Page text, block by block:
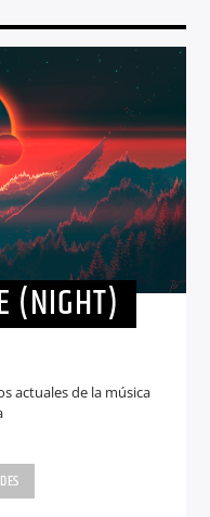
(NIGHT)
actuales de la música